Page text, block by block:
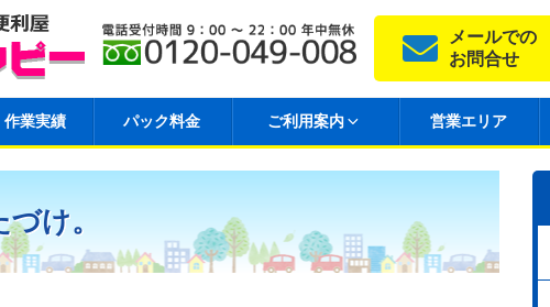
メールでの
お問合せ
作業実績 パック料金 ご利用案内 営業エリア
け。